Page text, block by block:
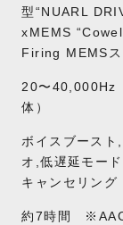
型“NUARL
xMEMS
Firing MEMSス
20〜40,000Hz
体）
ボイスブースト
オ,低遅延モー
キャンセリング
約7時間